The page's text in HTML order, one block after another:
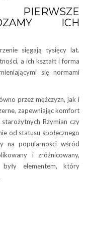
ICH
sięgają tysięcy lat.
a ich kształt i forma
się normami
przez mężczyzn, jak i
zapewniając komfort
Rzymian czy
od statusu społecznego
na popularności wśród
i zróżnicowany,
elementem, który